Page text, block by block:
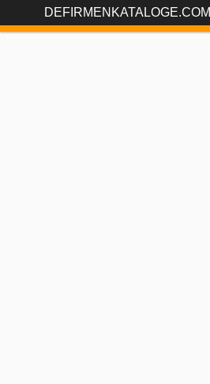
DEFIRMENKATALOGE.COM